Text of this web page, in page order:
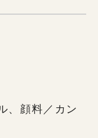
、顔料／カン